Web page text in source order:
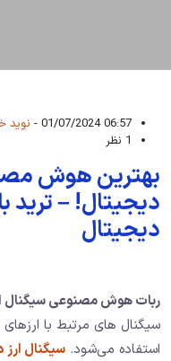
06:57 01/07/2024 -
نوید
1 نظر
بهترین هوش
دیجیتال! –
دیجیتال
ربات هوش مصنوعی سیگنال
سیگنال‌ های مرتبط با
استفاده می‌شود. سیگنال‌ ارز